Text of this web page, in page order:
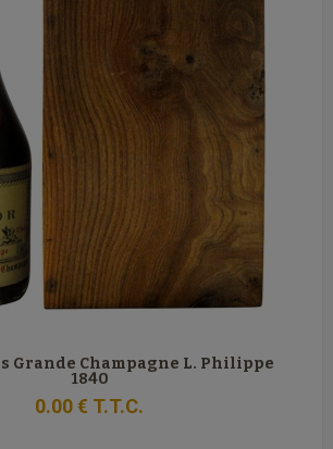
Grande Champagne L. Philippe
1840
0.00€ T.T.C.